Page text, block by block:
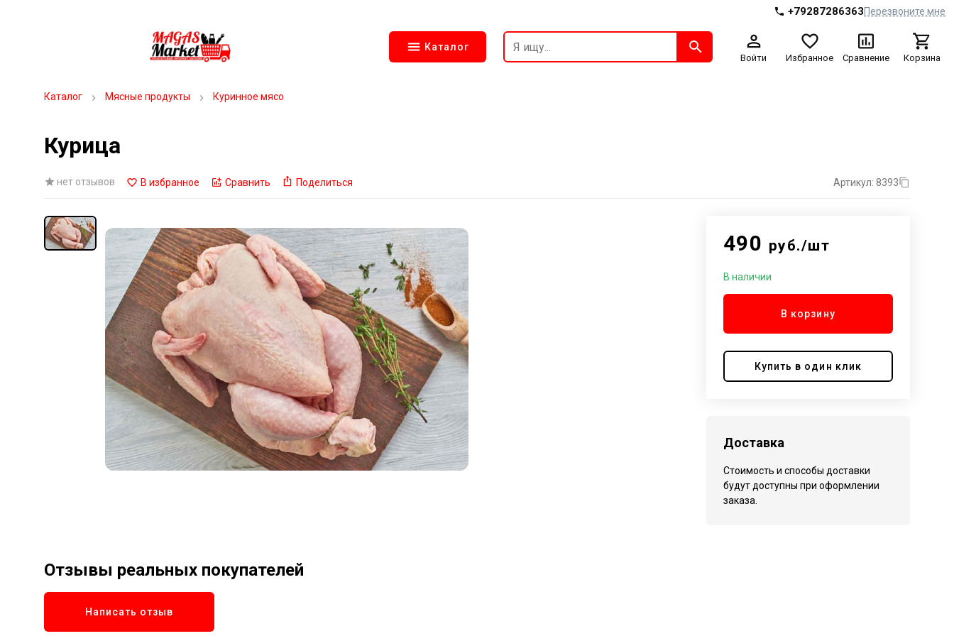
+79287286363Перезвоните мне
Каталог
Войти Избранное Сравнение Корзина
Каталог Мясные продукты Куринное мясо
Курица
нет отзывов В избранное Сравнить Поделиться Артикул: 8393
490 руб./шт
В наличии
В корзину
Купить в один клик
Доставка
Стоимость и способы доставки
будут доступны при оформлении
заказа.
Отзывы реальных покупателей
Написать отзыв